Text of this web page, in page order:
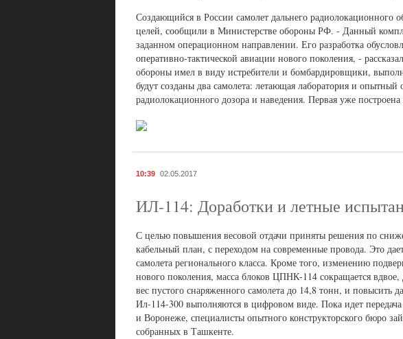
Создающийся в России самолет дальнего
целей, сообщили в Министерстве обороны РФ. - Данный
заданном операционном направлении. Его разработка
оперативно-тактической авиации нового поколения, -
обороны имел в виду истребители и бомбардировщики,
будут созданы два самолета: летающая лаборатория и
радиолокационного дозора и наведения. Первая уже
10:39 02.05.2017
ИЛ-114: Доработки и летные
С целью повышения весовой отдачи приняты решения по
кабельный план, с переходом на современные провода. Это
самолета регионального класса. Кроме того, изменению
нового поколения, масса блоков ЦПНК-114 сокращается
вес пустого снаряженного самолета до 14,8 тонн, и повысить
Ил-114-300 выполняются в цифровом виде. Пока идет
и Воронеже, специалисты опытного конструкторского бюро
собранных в Ташкенте.